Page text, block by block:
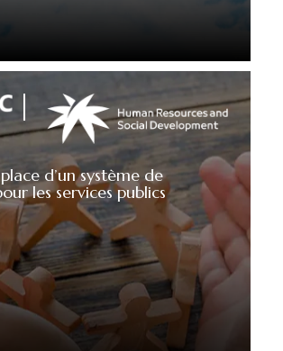
d’un système de
les services publics